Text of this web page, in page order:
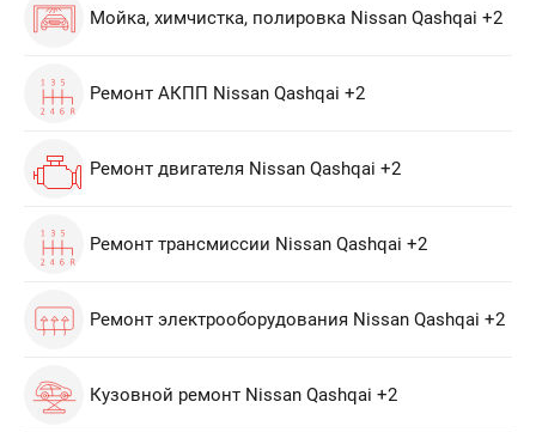
Мойка, химчистка, полировка Nissan Qashqai +2
Ремонт АКПП Nissan Qashqai +2
Ремонт двигателя Nissan Qashqai +2
Ремонт трансмиссии Nissan Qashqai +2
Ремонт электрооборудования Nissan Qashqai +2
Кузовной ремонт Nissan Qashqai +2